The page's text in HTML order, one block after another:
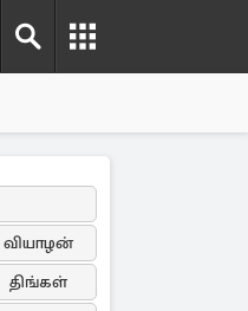
வியாழன்
திங்கள்